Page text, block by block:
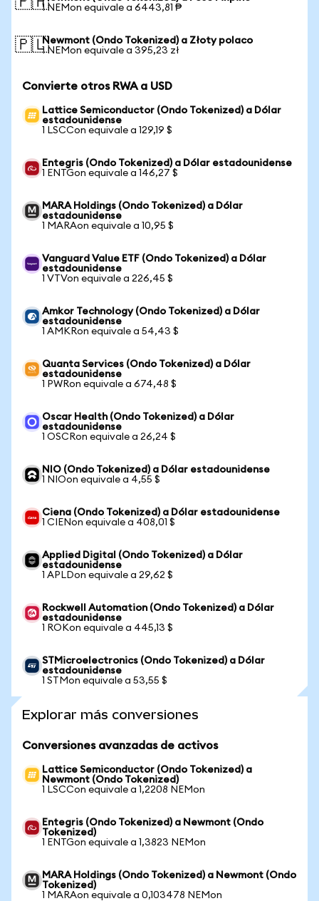
1 NEMon equivale a 6443,81 ₱
🇵🇱Newmont (Ondo Tokenized) a Złoty polaco
1 NEMon equivale a 395,23 zł
Convierte otros RWA a USD
Lattice Semiconductor (Ondo Tokenized) a Dólar
estadounidense
1 LSCCon equivale a 129,19 $
Entegris (Ondo Tokenized) a Dólar estadounidense
1 ENTGon equivale a 146,27 $
MARA Holdings (Ondo Tokenized) a Dólar
estadounidense
1 MARAon equivale a 10,95 $
Vanguard Value ETF (Ondo Tokenized) a Dólar
estadounidense
1 VTVon equivale a 226,45 $
Amkor Technology (Ondo Tokenized) a Dólar
estadounidense
1 AMKRon equivale a 54,43 $
Quanta Services (Ondo Tokenized) a Dólar
estadounidense
1 PWRon equivale a 674,48 $
Oscar Health (Ondo Tokenized) a Dólar
estadounidense
1 OSCRon equivale a 26,24 $
NIO (Ondo Tokenized) a Dólar estadounidense
1 NIOon equivale a 4,55 $
Ciena (Ondo Tokenized) a Dólar estadounidense
1 CIENon equivale a 408,01 $
Applied Digital (Ondo Tokenized) a Dólar
estadounidense
1 APLDon equivale a 29,62 $
Rockwell Automation (Ondo Tokenized) a Dólar
estadounidense
1 ROKon equivale a 445,13 $
STMicroelectronics (Ondo Tokenized) a Dólar
estadounidense
1 STMon equivale a 53,55 $
Explorar más conversiones
Conversiones avanzadas de activos
Lattice Semiconductor (Ondo Tokenized) a
Newmont (Ondo Tokenized)
1 LSCCon equivale a 1,2208 NEMon
Entegris (Ondo Tokenized) a Newmont (Ondo
Tokenized)
1 ENTGon equivale a 1,3823 NEMon
MARA Holdings (Ondo Tokenized) a Newmont (Ondo
Tokenized)
1 MARAon equivale a 0,103478 NEMon